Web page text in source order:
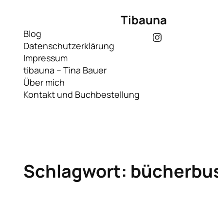
springen
Tibauna
Blog
Datenschutzerklärung
Impressum
tibauna – Tina Bauer
Über mich
Kontakt und Buchbestellung
Instagram
Schlagwort: